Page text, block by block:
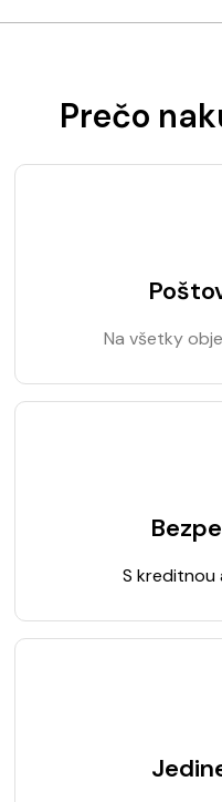
Prečo
Na všetky
S